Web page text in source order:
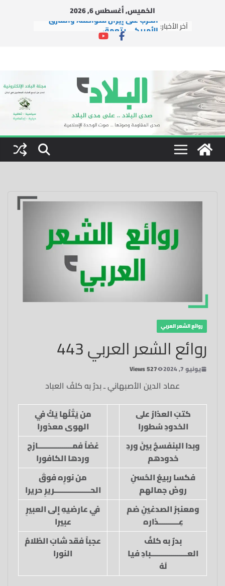
الخميس, أغسطس 6, 2026
آخر الأخبار: الحرب على إيران متواصلة، والمأزق
الأمريكي يتعمق
وفد من التجمع يزور حزب السعادة
بينما تُغيّر إيران الوعي بالفعل، يتضح
فشل إسرائيل
اتفاقية التعاون النووي بين الولايات
المتحدة والمملكة العربية
السعودية.. الفرص والمخاطر
والتوصيات السياسية
روائع الشعر العربي
روائع الشعر العربي 443
يونيو 7, 2024 527 Views
عماد الدين الأصبهاني ـ بدرٌ به كلفُ العباد
كتبَ العذارُ على
الخدودِ سُطورا
من يَتْلُها يَكُ في
الهوى معذورا
وبدا البنفسجُ بينَ وردِ
خدودهم
غضاً فمـــــــــــــــــازج
وردها الكافورا
فكسا ربيعُ الحُسنِ
روضَ جمالهم
من نورِه فوقَ
الحــــــــــــــــــريرِ حريرا
ومعنبرُ الصدغينِ ضم
عِــــــــــذاره
في عارضيهِ إلى العبيرِ
عبيرا
بدرٌ به كلفُ
العــــــــــــــــــبادِ فيا
لَهُ
عجباً فقد شابَ الظلامُ
النورا